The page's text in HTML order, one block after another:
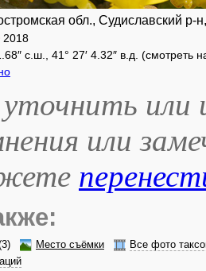
обл., Судиславский
2018
с.ш., 41° 27′ 4.32″ в.д. (смотреть
или
или
Место съёмки
Все фото